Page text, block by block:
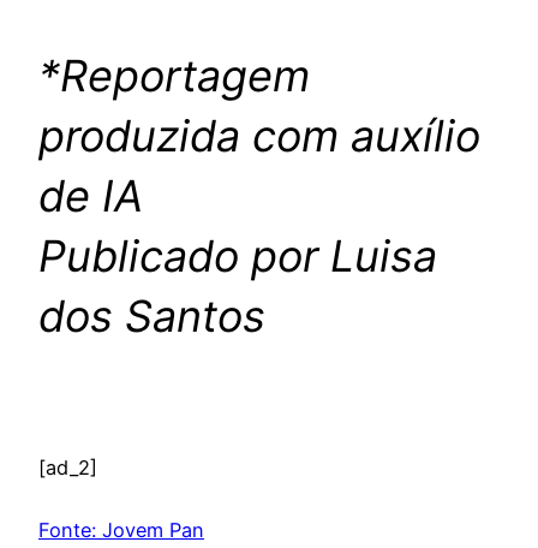
*Reportagem
produzida com auxílio
de IA
Publicado por Luisa
dos Santos
[ad_2]
Fonte: Jovem Pan